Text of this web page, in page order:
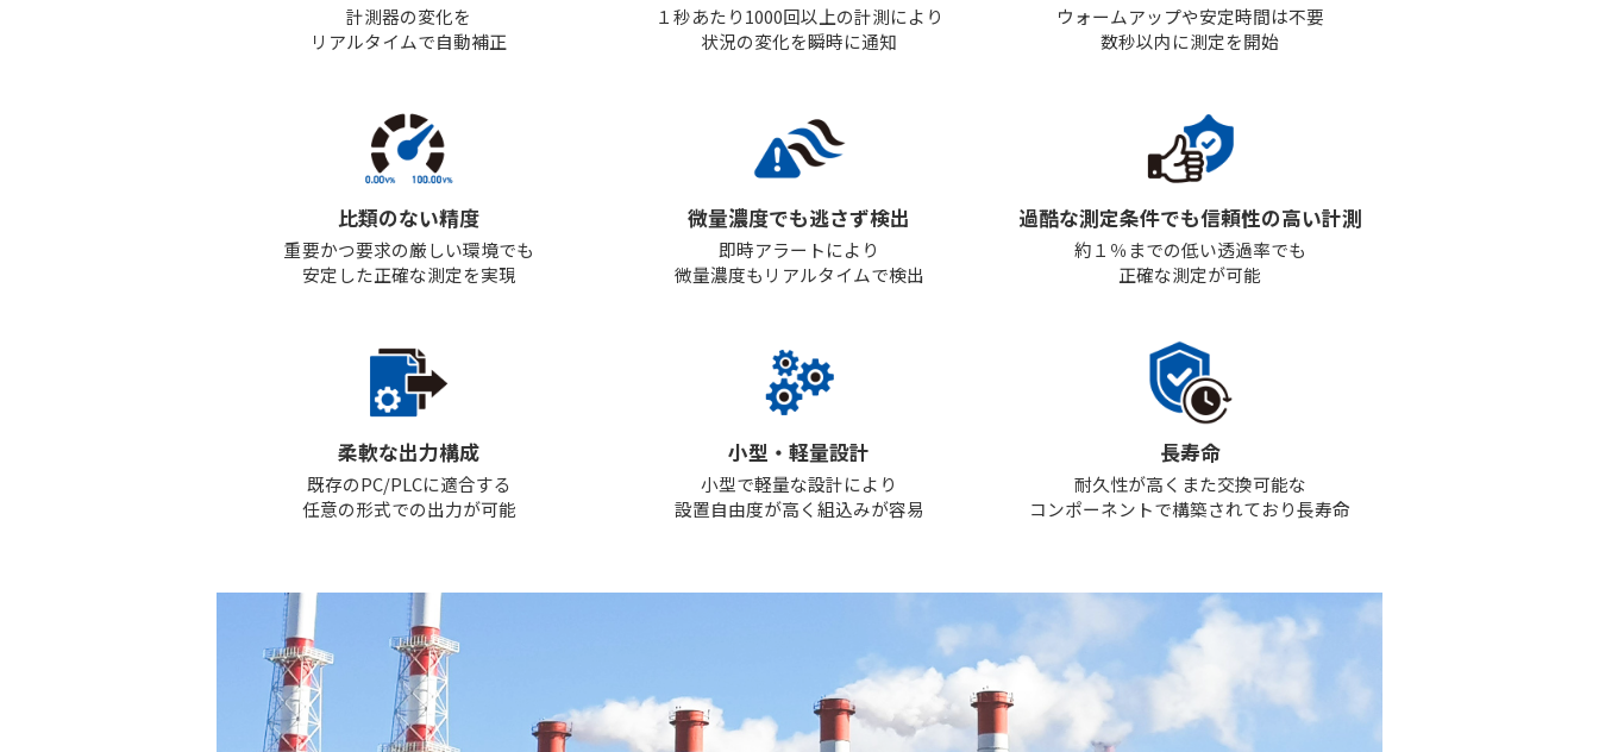
計測器の変化を
リアルタイムで自動補正
１秒あたり1000回以上の計測により
状況の変化を瞬時に通知
ウォームアップや安定時間は不要
数秒以内に測定を開始
比類のない精度
重要かつ要求の厳しい環境でも
安定した正確な測定を実現
微量濃度でも逃さず検出
即時アラートにより
微量濃度もリアルタイムで検出
過酷な測定条件でも信頼性の高い計測
約１％までの低い透過率でも
正確な測定が可能
柔軟な出力構成
既存のPC/PLCに適合する
任意の形式での出力が可能
小型・軽量設計
小型で軽量な設計により
設置自由度が高く組込みが容易
長寿命
耐久性が高くまた交換可能な
コンポーネントで構築されており長寿命